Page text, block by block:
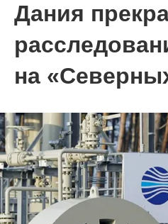
Дания
на